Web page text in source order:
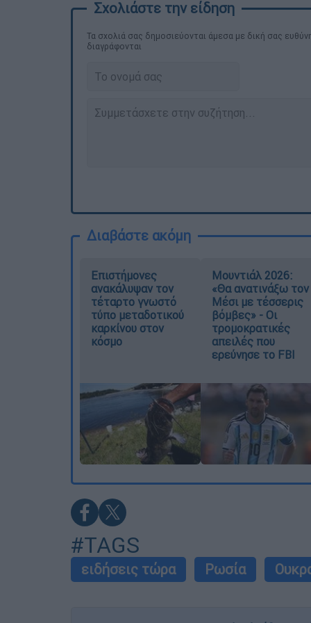
Τα σχολιά σας δημοσιεύονται άμεσα με δική σας
διαγράφονται
Διαβάστε ακόμη
Επιστήμονες
ανακάλυψαν τον
τέταρτο γνωστό
τύπο μεταδοτικού
καρκίνου στον
κόσμο
Μουντιάλ 2026:
«Θα ανατινάξω τον
Μέσι με τέσσερις
βόμβες» - Οι
τρομοκρατικές
απειλές που
ερεύνησε το FBI
#TAGS
ειδήσεις τώρα Ρωσία